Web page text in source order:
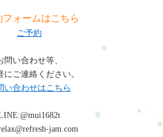
減されるといった変化が期待できま
同様のお悩みの方にも対応していま
調にお悩みの方は、整体・自宅サロ
ご相談ください。肩こりや腰痛など日
のケアを通して、今の生活や仕事を
づくりをサポートしています。よく
バランスを整えることで改善が期待
きるケアはありますかA：深呼吸や肩
フォームはこちら
ご予約
問い合わせ等、
にご連絡ください。
い合わせはこちら
jam.com